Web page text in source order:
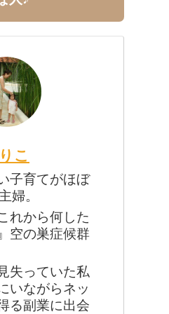
こ
子育てがほぼ
婦。
れから何した
空の巣症候群
失っていた私
いながらネッ
る副業に出会